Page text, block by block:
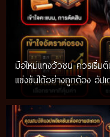
มือใหม่แทงวัวชน ควรเริ่มต้
แข่งขันได้อย่างถูกต้อง อัป